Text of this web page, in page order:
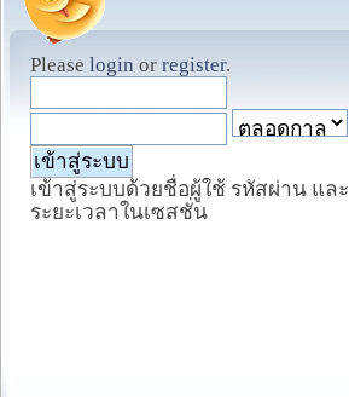
Please login or register.
เข้าสู่ระบบด้วยชื่อผู้ใช้ รหัสผ่าน และ
ระยะเวลาในเซสชั่น